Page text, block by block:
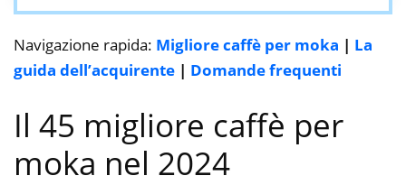
Navigazione rapida: Migliore caffè per moka | La
guida dell’acquirente | Domande frequenti
Il 45 migliore caffè per
moka nel 2024